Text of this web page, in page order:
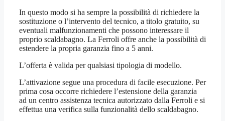
In questo modo si ha sempre la possibilità di richiedere la
sostituzione o l’intervento del tecnico, a titolo gratuito, su
eventuali malfunzionamenti che possono interessare il
proprio scaldabagno. La Ferroli offre anche la possibilità di
estendere la propria garanzia fino a 5 anni.
L’offerta è valida per qualsiasi tipologia di modello.
L’attivazione segue una procedura di facile esecuzione. Per
prima cosa occorre richiedere l’estensione della garanzia
ad un centro assistenza tecnica autorizzato dalla Ferroli e si
effettua una verifica sulla funzionalità dello scaldabagno.